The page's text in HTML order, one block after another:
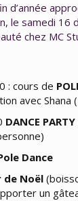
d’année
le samedi 16
chez MC
: cours de
avec Shana
DANCE PARTY
Dance
Noël
un